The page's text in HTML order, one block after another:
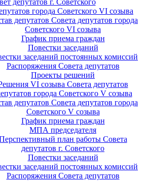
депутатов г. Советского
города Советского VI созыва
депутатов Совета депутатов города
Советского VI созыва
График приема граждан
Повестки заседаний
заседаний постоянных комиссий
Распоряжения Совета депутатов
Проекты решений
VI созыва Совета депутатов
города Советского V созыва
депутатов Совета депутатов города
Советского V созыва
График приема граждан
МПА председателя
план работы Совета
депутатов г. Советского
Повестки заседаний
заседаний постоянных комиссий
Распоряжения Совета депутатов